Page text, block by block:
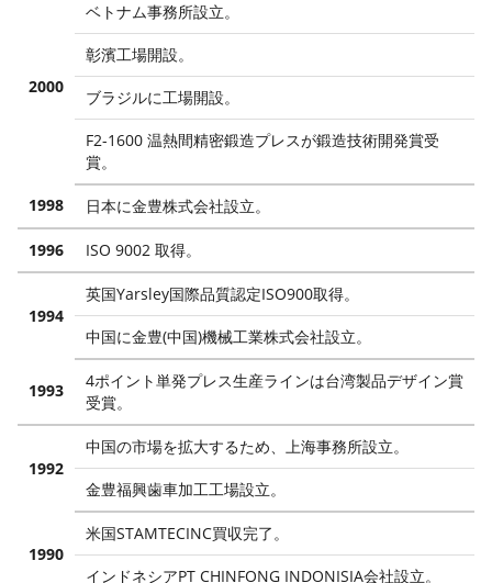
2000
ベトナム事務所設立。
彰濱工場開設。
ブラジルに工場開設。
F2-1600 温熱間精密鍛造プレスが鍛造技術開発賞受
賞。
1998 日本に金豊株式会社設立。
1996 ISO 9002 取得。
1994
英国Yarsley国際品質認定ISO900取得。
中国に金豊(中国)機械工業株式会社設立。
1993
4ポイント単発プレス生産ラインは台湾製品デザイン賞
受賞。
1992
中国の市場を拡大するため、上海事務所設立。
金豊福興歯車加工工場設立。
1990
米国STAMTECINC買収完了。
インドネシアPT CHINFONG INDONISIA会社設立。